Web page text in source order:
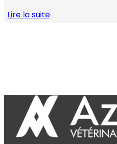
Lire la suite